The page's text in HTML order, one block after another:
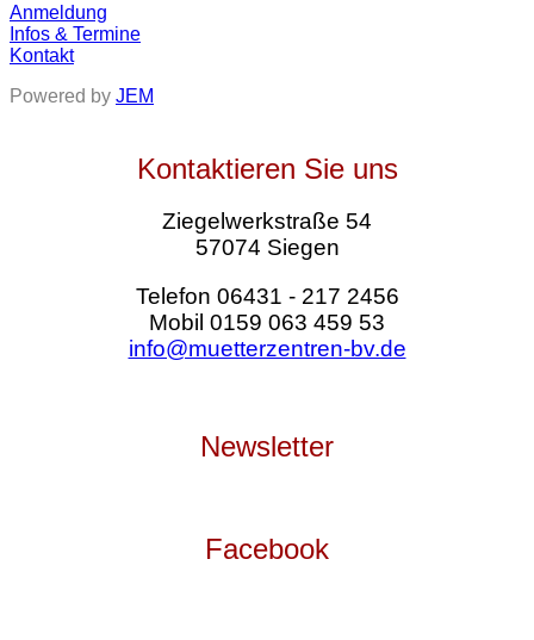
Anmeldung
Infos & Termine
Kontakt
Powered by JEM
Kontaktieren Sie uns
Ziegelwerkstraße 54
57074 Siegen
Telefon 06431 - 217 2456
Mobil 0159 063 459 53
info@muetterzentren-bv.de
Newsletter
Facebook